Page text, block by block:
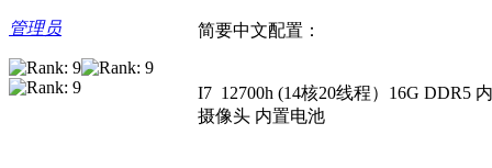
管理员 简要中文配置：
I7 12700h (14核20线程）16G
摄像头 内置电池